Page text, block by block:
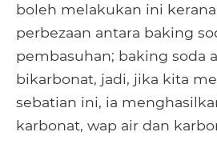
boleh melakukan ini
perbezaan antara baking
pembasuhan; baking soda
bikarbonat, jadi, jika kita
sebatian ini, ia
karbonat, wap air dan